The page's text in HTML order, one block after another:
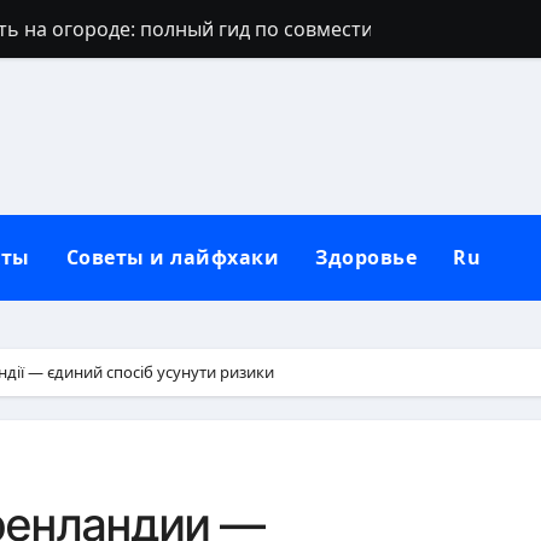
на огороде: полный гид по совместимости культур
свеча: значение пламени и народные толкования
что делать — полный гид с действиями и защитой
виды, признаки и методы борьбы
мясо: полный гид по рискам и преимуществам
Советы и лайфхаки Здоровье Ru
— єдиний спосіб усунути ризики
—